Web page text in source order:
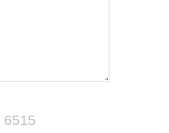
6515